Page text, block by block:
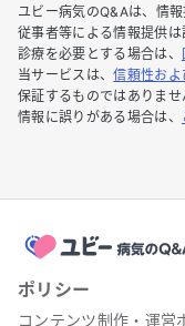
ユビー病気のQ&Aは、情
従事者等による情報提供は
診療を必要とする場合は、
当サービスは、信頼性お
保証するものではありませ
情報に誤りがある場合は、
ポリシー
コンテンツ制作・運営